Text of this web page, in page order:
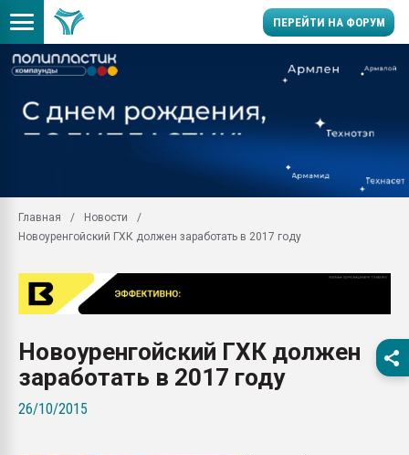
ПЕРЕЙТИ НА ФОРУМ
Вакуум-формовочные
ближайшее
28.07.2026
бутылок
Материал поверхности
вакуумного
Продам отходы
Главная
Новости
Новоуренгойский ГХК должен заработать в 2017 году
Новоуренгойский ГХК должен
заработать в 2017 году
26/10/2015